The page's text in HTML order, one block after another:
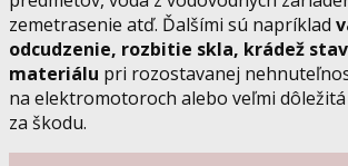
zemetrasenie atď. Ďalšími sú napríklad
odcudzenie, rozbitie skla, krádež
materiálu pri rozostavanej
na elektromotoroch alebo veľmi
za škodu.